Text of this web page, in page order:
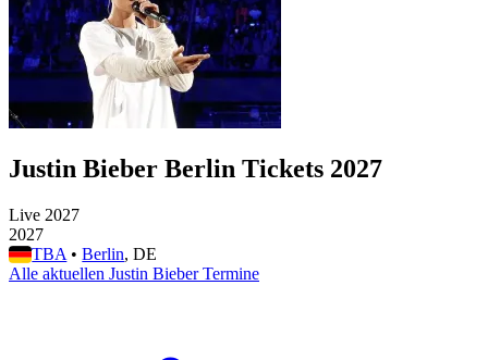
Justin Bieber Berlin Tickets 2027
Live 2027
2027
TBA • Berlin, DE
Alle aktuellen Justin Bieber Termine